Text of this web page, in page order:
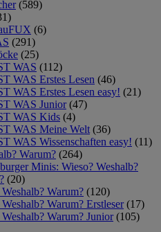
(589)
(6)
(291)
(25)
WAS (112)
WAS Erstes Lesen (46)
WAS Erstes Lesen easy! (21)
WAS Junior (47)
WAS Kids (4)
WAS Meine Welt (36)
WAS Wissenschaften easy! (11)
Warum? (264)
Minis: Wieso? Weshalb?
(20)
Warum? (120)
Warum? Erstleser (17)
Warum? Junior (105)